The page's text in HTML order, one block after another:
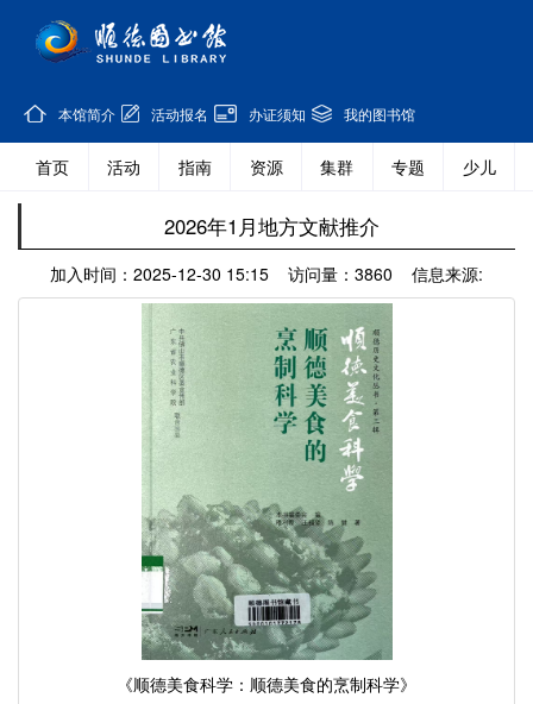
本馆简介 活动报名 办证须知 我的图书馆
首页 活动 指南 资源 集群 专题 少儿
2026年1月地方文献推介
加入时间：2025-12-30 15:15 访问量：3860 信息来源:
《顺德美食科学：顺德美食的烹制科学》